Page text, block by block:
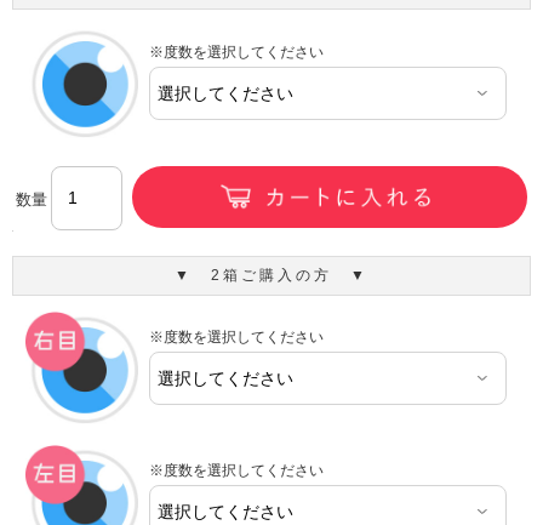
※度数を選択してください
数量
▼ 2箱ご購入の方 ▼
※度数を選択してください
※度数を選択してください